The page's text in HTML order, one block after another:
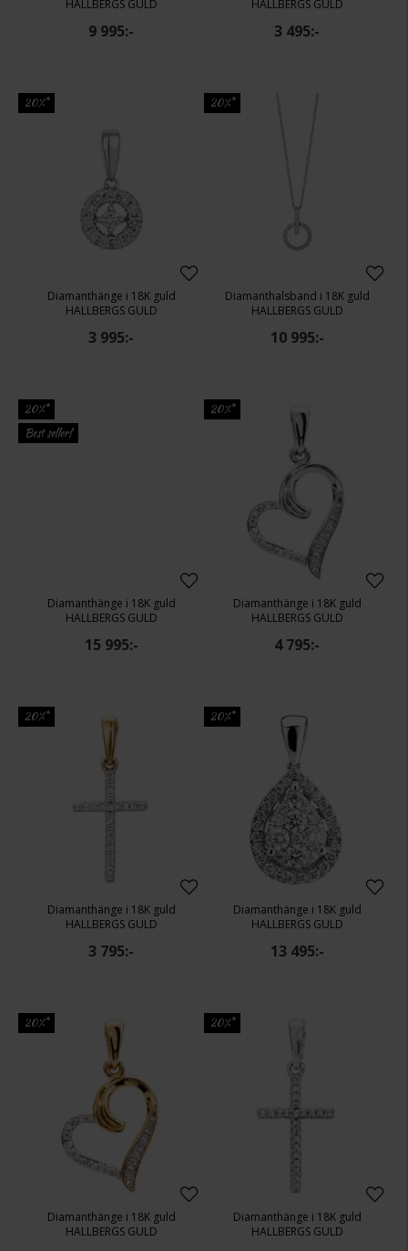
HALLBERGS GULD
9 995:-
HALLBERGS GULD
3 495:-
20%*
Diamanthänge i 18K guld
HALLBERGS GULD
3 995:-
20%*
Diamanthalsband i 18K guld
HALLBERGS GULD
10 995:-
20%*
Best seller!
Diamanthänge i 18K guld
HALLBERGS GULD
15 995:-
20%*
Diamanthänge i 18K guld
HALLBERGS GULD
4 795:-
20%*
Diamanthänge i 18K guld
HALLBERGS GULD
3 795:-
20%*
Diamanthänge i 18K guld
HALLBERGS GULD
13 495:-
20%*
Diamanthänge i 18K guld
HALLBERGS GULD
20%*
Diamanthänge i 18K guld
HALLBERGS GULD